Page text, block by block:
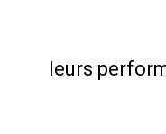
leurs